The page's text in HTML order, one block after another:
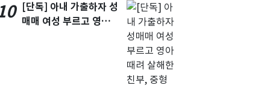
[단독] 아내 가출하자 성
매매 여성 부르고 영아